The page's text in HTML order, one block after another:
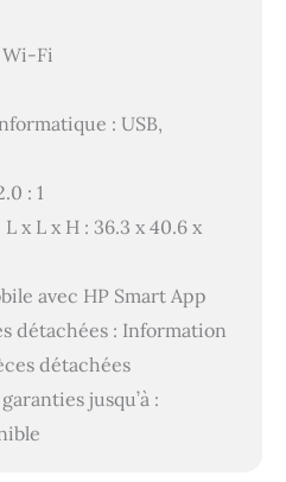
Fi
: USB,
: 1
x L x H : 36.3 x 40.6 x
avec HP Smart App
détachées : Information
détachées
jusqu’à :